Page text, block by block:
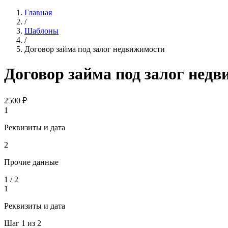
Главная
/
Шаблоны
/
Договор займа под залог недвижимости
Договор займа под залог
2500 ₽
1
Реквизиты и дата
2
Прочие данные
1 / 2
1
Реквизиты и дата
Шаг 1 из 2